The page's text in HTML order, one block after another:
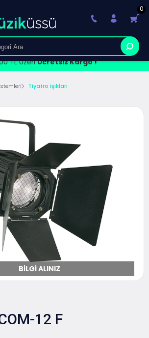
TL ÜzeriÜcretsiz Kargo !
0
Tiyatro Işıkları
BILGI ALINIZ
12 F